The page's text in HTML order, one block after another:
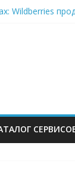
Wildberries